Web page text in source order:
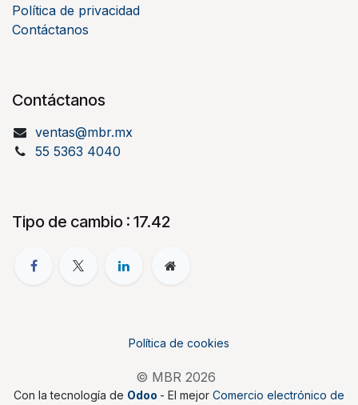
Política de privacidad
Contáctanos
Contáctanos
ventas@mbr.mx
55 5363 4040
Tipo de cambio : 17.42
Política de cookies
© MBR 2026
Con la tecnología de Odoo - El mejor Comercio electrónico de